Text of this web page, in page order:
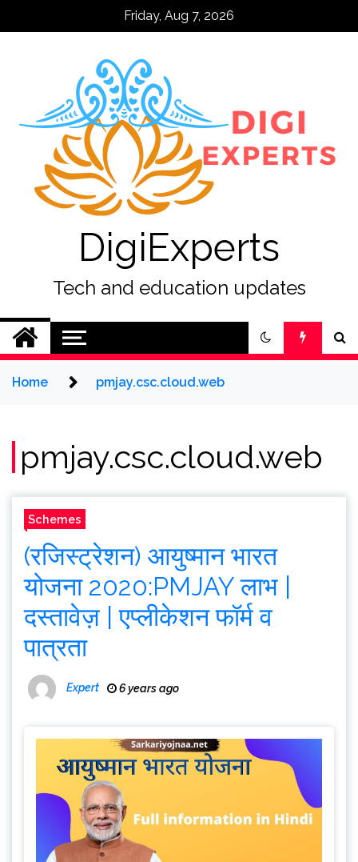
Friday, Aug 7, 2026
DigiExperts
Tech and education updates
Home pmjay.csc.cloud.web
pmjay.csc.cloud.web
Schemes
(रजिस्ट्रेशन) आयुष्मान भारत
योजना 2020:PMJAY लाभ |
दस्तावेज़ | एप्लीकेशन फॉर्म व
पात्रता
Expert 6 years ago